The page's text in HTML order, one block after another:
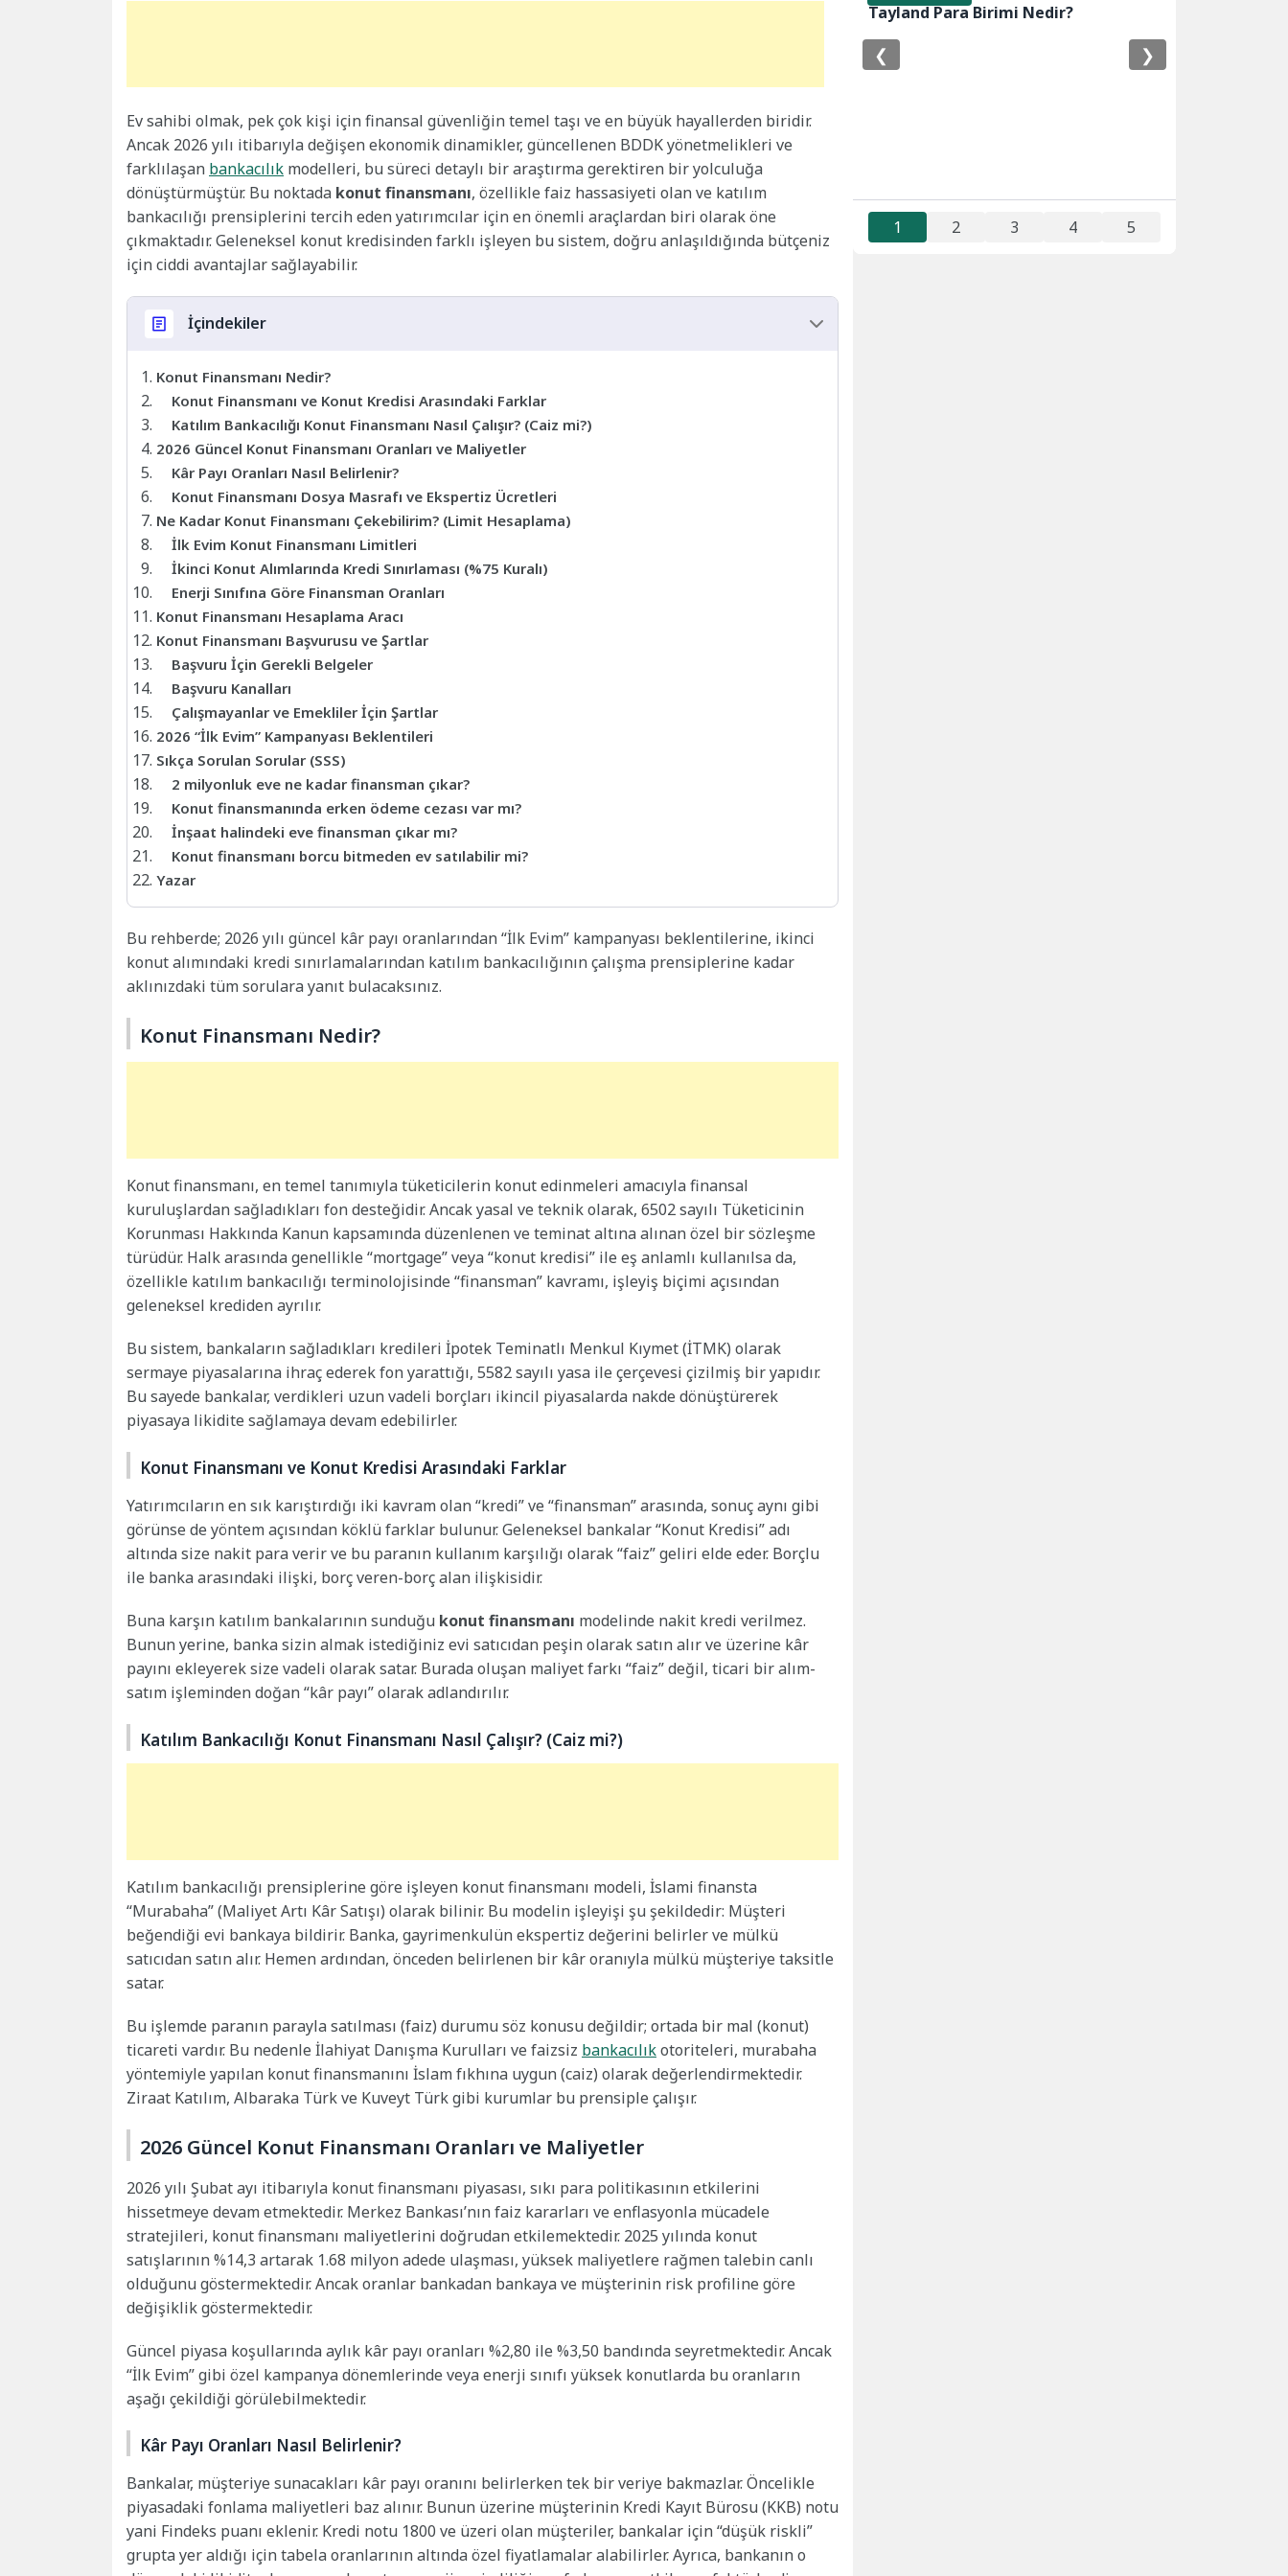
Ev sahibi olmak, pek çok kişi için finansal güvenliğin temel taşı ve en büyük hayallerden biridir.
Ancak 2026 yılı itibarıyla değişen ekonomik dinamikler, güncellenen BDDK yönetmelikleri ve
farklılaşan bankacılık modelleri, bu süreci detaylı bir araştırma gerektiren bir yolculuğa
dönüştürmüştür. Bu noktada konut finansmanı, özellikle faiz hassasiyeti olan ve katılım
bankacılığı prensiplerini tercih eden yatırımcılar için en önemli araçlardan biri olarak öne
çıkmaktadır. Geleneksel konut kredisinden farklı işleyen bu sistem, doğru anlaşıldığında bütçeniz
için ciddi avantajlar sağlayabilir.
İçindekiler
Konut Finansmanı Nedir?
Konut Finansmanı ve Konut Kredisi Arasındaki Farklar
Katılım Bankacılığı Konut Finansmanı Nasıl Çalışır? (Caiz mi?)
2026 Güncel Konut Finansmanı Oranları ve Maliyetler
Kâr Payı Oranları Nasıl Belirlenir?
Konut Finansmanı Dosya Masrafı ve Ekspertiz Ücretleri
Ne Kadar Konut Finansmanı Çekebilirim? (Limit Hesaplama)
İlk Evim Konut Finansmanı Limitleri
İkinci Konut Alımlarında Kredi Sınırlaması (%75 Kuralı)
Enerji Sınıfına Göre Finansman Oranları
Konut Finansmanı Hesaplama Aracı
Konut Finansmanı Başvurusu ve Şartlar
Başvuru İçin Gerekli Belgeler
Başvuru Kanalları
Çalışmayanlar ve Emekliler İçin Şartlar
2026 “İlk Evim” Kampanyası Beklentileri
Sıkça Sorulan Sorular (SSS)
2 milyonluk eve ne kadar finansman çıkar?
Konut finansmanında erken ödeme cezası var mı?
İnşaat halindeki eve finansman çıkar mı?
Konut finansmanı borcu bitmeden ev satılabilir mi?
Yazar
Bu rehberde; 2026 yılı güncel kâr payı oranlarından “İlk Evim” kampanyası beklentilerine, ikinci
konut alımındaki kredi sınırlamalarından katılım bankacılığının çalışma prensiplerine kadar
aklınızdaki tüm sorulara yanıt bulacaksınız.
Konut Finansmanı Nedir?
Konut finansmanı, en temel tanımıyla tüketicilerin konut edinmeleri amacıyla finansal
kuruluşlardan sağladıkları fon desteğidir. Ancak yasal ve teknik olarak, 6502 sayılı Tüketicinin
Korunması Hakkında Kanun kapsamında düzenlenen ve teminat altına alınan özel bir sözleşme
türüdür. Halk arasında genellikle “mortgage” veya “konut kredisi” ile eş anlamlı kullanılsa da,
özellikle katılım bankacılığı terminolojisinde “finansman” kavramı, işleyiş biçimi açısından
geleneksel krediden ayrılır.
Bu sistem, bankaların sağladıkları kredileri İpotek Teminatlı Menkul Kıymet (İTMK) olarak
sermaye piyasalarına ihraç ederek fon yarattığı, 5582 sayılı yasa ile çerçevesi çizilmiş bir yapıdır.
Bu sayede bankalar, verdikleri uzun vadeli borçları ikincil piyasalarda nakde dönüştürerek
piyasaya likidite sağlamaya devam edebilirler.
Konut Finansmanı ve Konut Kredisi Arasındaki Farklar
Yatırımcıların en sık karıştırdığı iki kavram olan “kredi” ve “finansman” arasında, sonuç aynı gibi
görünse de yöntem açısından köklü farklar bulunur. Geleneksel bankalar “Konut Kredisi” adı
altında size nakit para verir ve bu paranın kullanım karşılığı olarak “faiz” geliri elde eder. Borçlu
ile banka arasındaki ilişki, borç veren-borç alan ilişkisidir.
Buna karşın katılım bankalarının sunduğu konut finansmanı modelinde nakit kredi verilmez.
Bunun yerine, banka sizin almak istediğiniz evi satıcıdan peşin olarak satın alır ve üzerine kâr
payını ekleyerek size vadeli olarak satar. Burada oluşan maliyet farkı “faiz” değil, ticari bir alım-
satım işleminden doğan “kâr payı” olarak adlandırılır.
Katılım Bankacılığı Konut Finansmanı Nasıl Çalışır? (Caiz mi?)
Katılım bankacılığı prensiplerine göre işleyen konut finansmanı modeli, İslami finansta
“Murabaha” (Maliyet Artı Kâr Satışı) olarak bilinir. Bu modelin işleyişi şu şekildedir: Müşteri
beğendiği evi bankaya bildirir. Banka, gayrimenkulün ekspertiz değerini belirler ve mülkü
satıcıdan satın alır. Hemen ardından, önceden belirlenen bir kâr oranıyla mülkü müşteriye taksitle
satar.
Bu işlemde paranın parayla satılması (faiz) durumu söz konusu değildir; ortada bir mal (konut)
ticareti vardır. Bu nedenle İlahiyat Danışma Kurulları ve faizsiz bankacılıkotoriteleri, murabaha
yöntemiyle yapılan konut finansmanını İslam fıkhına uygun (caiz) olarak değerlendirmektedir.
Ziraat Katılım, Albaraka Türk ve Kuveyt Türk gibi kurumlar bu prensiple çalışır.
2026 Güncel Konut Finansmanı Oranları ve Maliyetler
2026 yılı Şubat ayı itibarıyla konut finansmanı piyasası, sıkı para politikasının etkilerini
hissetmeye devam etmektedir. Merkez Bankası’nın faiz kararları ve enflasyonla mücadele
stratejileri, konut finansmanı maliyetlerini doğrudan etkilemektedir. 2025 yılında konut
satışlarının %14,3 artarak 1.68 milyon adede ulaşması, yüksek maliyetlere rağmen talebin canlı
olduğunu göstermektedir. Ancak oranlar bankadan bankaya ve müşterinin risk profiline göre
değişiklik göstermektedir.
Güncel piyasa koşullarında aylık kâr payı oranları %2,80 ile %3,50 bandında seyretmektedir. Ancak
“İlk Evim” gibi özel kampanya dönemlerinde veya enerji sınıfı yüksek konutlarda bu oranların
aşağı çekildiği görülebilmektedir.
Kâr Payı Oranları Nasıl Belirlenir?
Bankalar, müşteriye sunacakları kâr payı oranını belirlerken tek bir veriye bakmazlar. Öncelikle
piyasadaki fonlama maliyetleri baz alınır. Bunun üzerine müşterinin Kredi Kayıt Bürosu (KKB) notu
yani Findeks puanı eklenir. Kredi notu 1800 ve üzeri olan müşteriler, bankalar için “düşük riskli”
grupta yer aldığı için tabela oranlarının altında özel fiyatlamalar alabilirler. Ayrıca, bankanın o
Tayland Para Birimi Nedir?
❮ ❯
1 2 3 4 5